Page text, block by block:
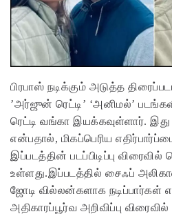
பிரபாஸ் நடிக்கும் அடுத்த
’அர்ஜுன் ரெட்டி’ ‘அனிமல்’
ரெட்டி வங்கா இயக்கவுள்ளார். இது
என்பதால், மிகப்பெரிய
இப்படத்தின் படப்பிடிப்பு
உள்ளது.இப்படத்தில் சைஃப்
ஜோடி வில்லன்களாக நடிப்பார்கள்
அதிகாரப்பூர்வ அறிவிப்பு